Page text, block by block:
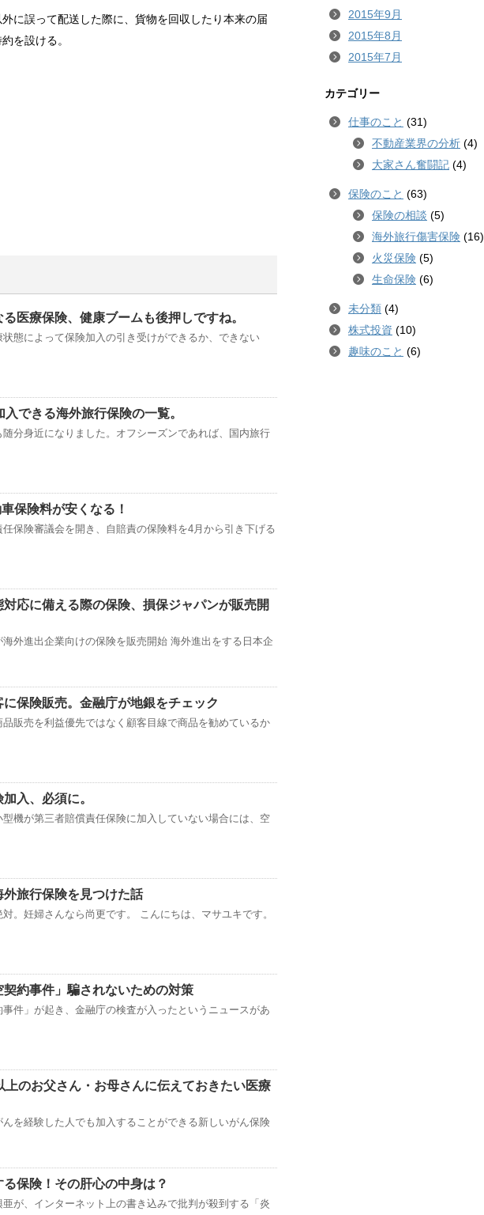
に誤って配送した際に、貨物を回収したり本来の届
を設ける。
医療保険、健康ブームも後押しですね。
態によって保険加入の引き受けができるか、できない
できる海外旅行保険の一覧。
分身近になりました。オフシーズンであれば、国内旅行
保険料が安くなる！
保険審議会を開き、自賠責の保険料を4月から引き下げる
応に備える際の保険、損保ジャパンが販売開
外進出企業向けの保険を販売開始 海外進出をする日本企
保険販売。金融庁が地銀をチェック
販売を利益優先ではなく顧客目線で商品を勧めているか
入、必須に。
機が第三者賠償責任保険に加入していない場合には、空
旅行保険を見つけた話
。妊婦さんなら尚更です。 こんにちは、マサユキです。
契約事件」騙されないための対策
件」が起き、金融庁の検査が入ったというニュースがあ
上のお父さん・お母さんに伝えておきたい医療
を経験した人でも加入することができる新しいがん保険
保険！その肝心の中身は？
が、インターネット上の書き込みで批判が殺到する「炎
2015年9月
2015年8月
2015年7月
カテゴリー
仕事のこと (31)
不動産業界の分析 (4)
大家さん奮闘記 (4)
保険のこと (63)
保険の相談 (5)
海外旅行傷害保険 (16)
火災保険 (5)
生命保険 (6)
未分類 (4)
株式投資 (10)
趣味のこと (6)